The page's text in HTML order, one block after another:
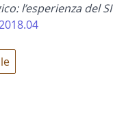
l’esperienza del